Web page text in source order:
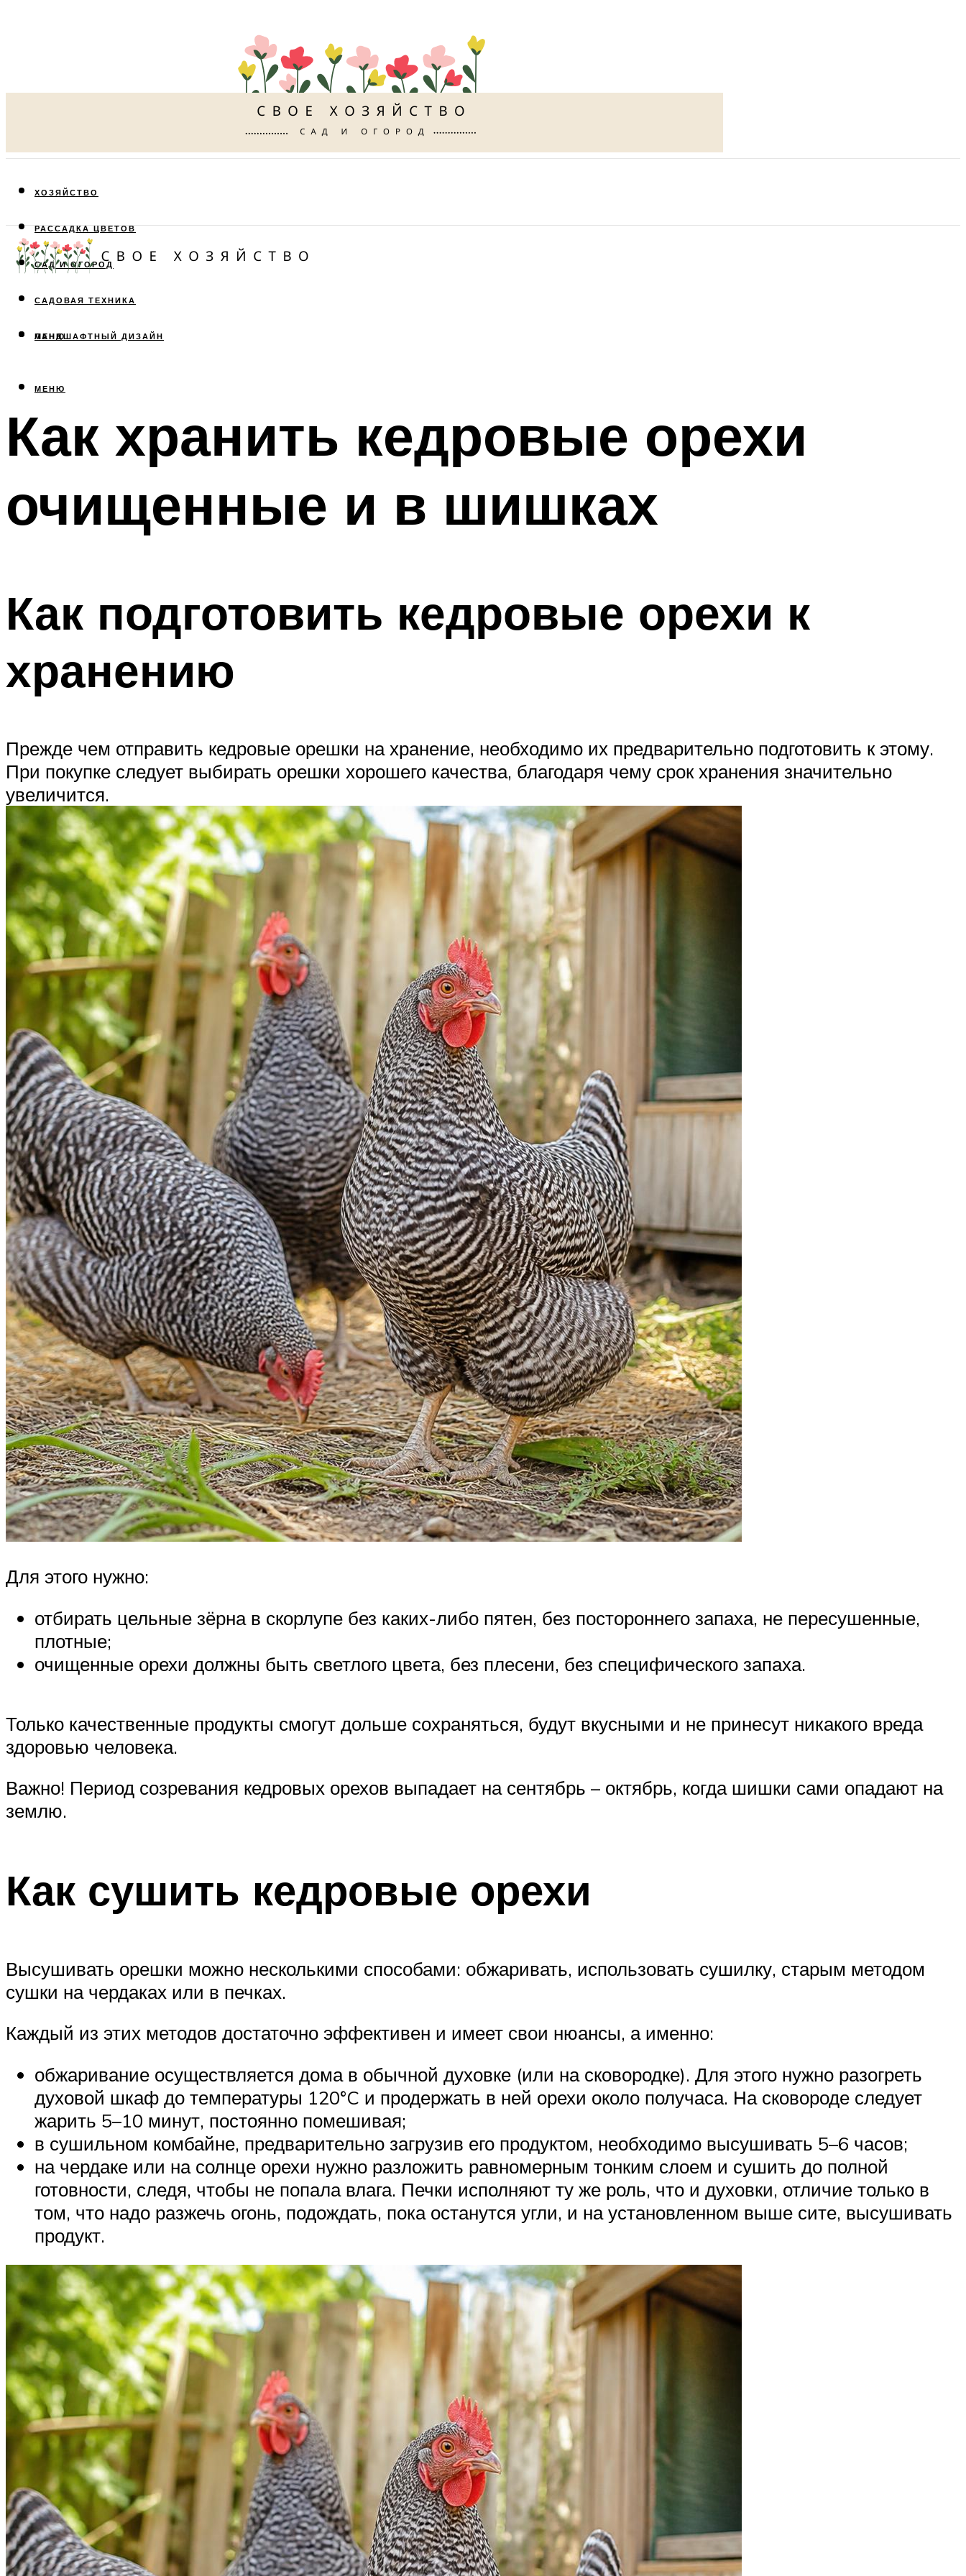
ХОЗЯЙСТВО
РАССАДКА ЦВЕТОВ
САД И ОГОРОД
САДОВАЯ ТЕХНИКА
ЛАНДШАФТНЫЙ ДИЗАЙН
МЕНЮ
МЕНЮ
Как хранить кедровые орехи
очищенные и в шишках
Как подготовить кедровые орехи к
хранению
Прежде чем отправить кедровые орешки на хранение, необходимо их предварительно подготовить к этому.
При покупке следует выбирать орешки хорошего качества, благодаря чему срок хранения значительно
увеличится.
Для этого нужно:
отбирать цельные зёрна в скорлупе без каких-либо пятен, без постороннего запаха, не пересушенные,
плотные;
очищенные орехи должны быть светлого цвета, без плесени, без специфического запаха.
Только качественные продукты смогут дольше сохраняться, будут вкусными и не принесут никакого вреда
здоровью человека.
Важно! Период созревания кедровых орехов выпадает на сентябрь – октябрь, когда шишки сами опадают на
землю.
Как сушить кедровые орехи
Высушивать орешки можно несколькими способами: обжаривать, использовать сушилку, старым методом
сушки на чердаках или в печках.
Каждый из этих методов достаточно эффективен и имеет свои нюансы, а именно:
обжаривание осуществляется дома в обычной духовке (или на сковородке). Для этого нужно разогреть
духовой шкаф до температуры 120°C и продержать в ней орехи около получаса. На сковороде следует
жарить 5–10 минут, постоянно помешивая;
в сушильном комбайне, предварительно загрузив его продуктом, необходимо высушивать 5–6 часов;
на чердаке или на солнце орехи нужно разложить равномерным тонким слоем и сушить до полной
готовности, следя, чтобы не попала влага. Печки исполняют ту же роль, что и духовки, отличие только в
том, что надо разжечь огонь, подождать, пока останутся угли, и на установленном выше сите, высушивать
продукт.